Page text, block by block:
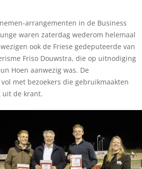
arrangementen in de Business
waren zaterdag wederom helemaal
ook de Friese gedeputeerde van
Friso Douwstra, die op uitnodiging
Hoen aanwezig was. De
met bezoekers die gebruikmaakten
uit de krant.